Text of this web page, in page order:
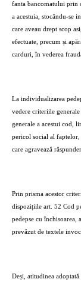
fanta bancomatului prin
a acestuia, stocându-se
care aveau drept scop
efectuate, precum și
carduri, în vederea
La individualizarea
vedere criteriile
generale a acestui cod,
pericol social al
care agravează
Prin prisma acestor
dispozițiile art. 52 Cod
pedepse cu
prevăzut de textele
Deși, atitudinea